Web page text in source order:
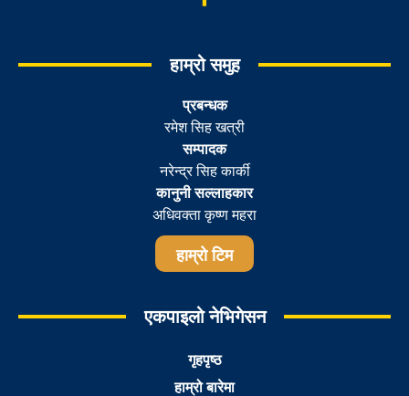
हाम्रो समुह
प्रबन्धक
रमेश सिह खत्री
सम्पादक
नरेन्द्र सिह कार्की
कानुनी सल्लाहकार
अधिवक्ता कृष्ण महरा
हाम्रो टिम
एकपाइलो नेभिगेसन
गृहपृष्ठ
हाम्रो बारेमा